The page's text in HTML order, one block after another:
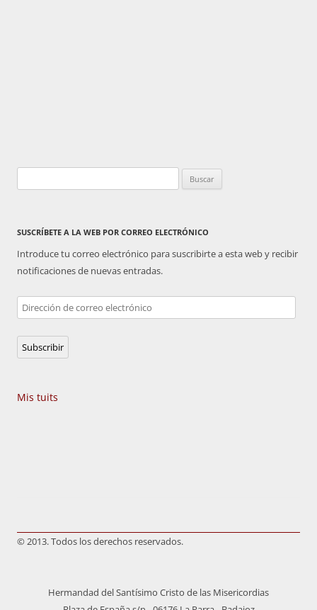
SUSCRÍBETE A LA WEB POR CORREO ELECTRÓNICO
Introduce tu correo electrónico para suscribirte a esta web y recibir
notificaciones de nuevas entradas.
Dirección
de
correo
electrónico
Subscribir
Mis tuits
© 2013. Todos los derechos reservados.
Hermandad del Santísimo Cristo de las Misericordias